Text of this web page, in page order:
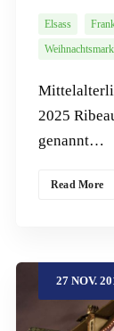
Elsass
2025
genannt…
Read More
27 NOV.